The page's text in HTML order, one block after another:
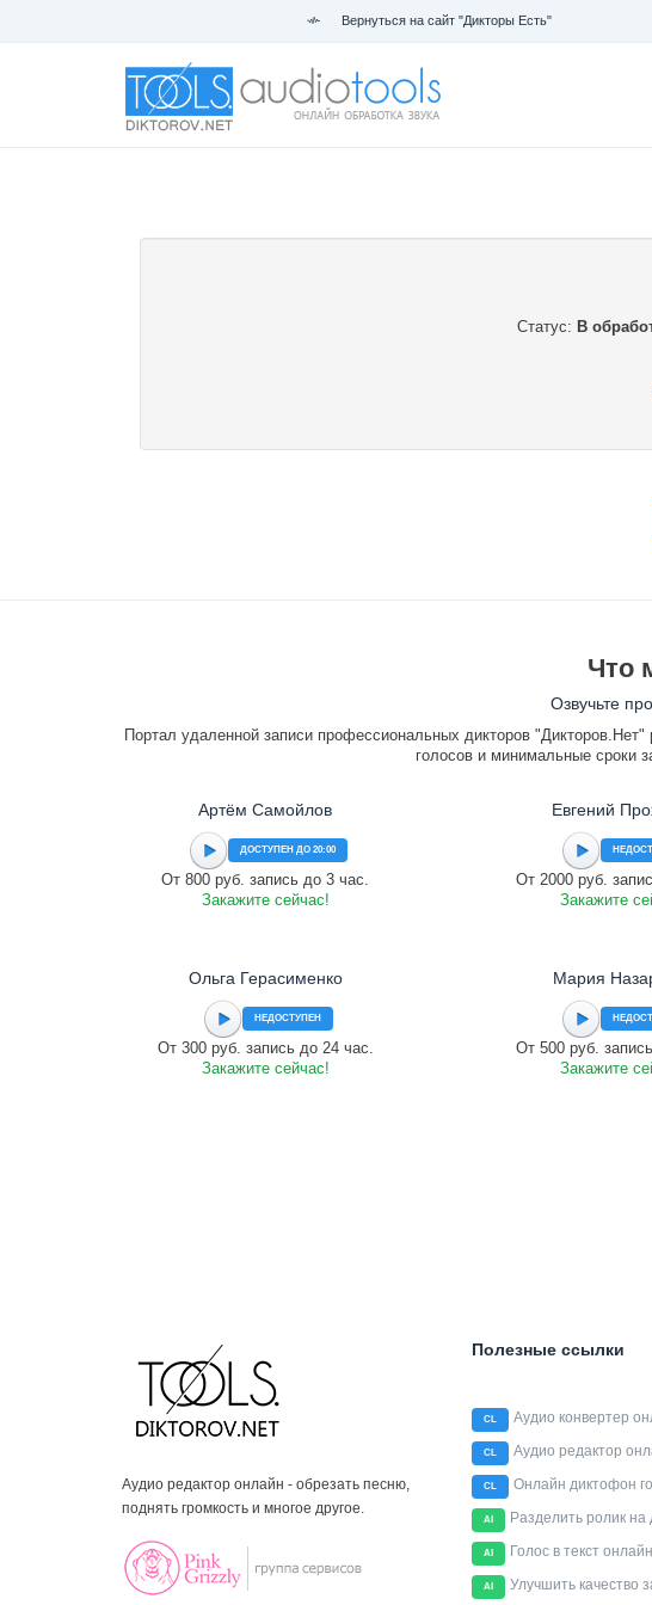
Вернуться на сайт "Дикторы Есть"
Статус: В
Что
Озвучьте
Портал удаленной записи профессиональных дикторов
голосов и минимальные сроки
Артём Самойлов
ДОСТУПЕН ДО 20:00
От 800 руб. запись до 3 час.
Закажите сейчас!
Евгений
От 2000 руб.
Закажите
Ольга Герасименко
НЕДОСТУПЕН
От 300 руб. запись до 24 час.
Закажите сейчас!
Мария
От 500 руб.
Закажите
Аудио редактор онлайн - обрезать песню,
поднять громкость и многое другое.
Полезные ссылки
CL Аудио конвертер
CL Аудио редактор
CL Онлайн диктофон
AI Разделить ролик на
AI Голос в текст онлайн
AI Улучшить качество